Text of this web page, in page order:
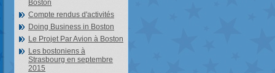
Boston
Compte rendus d'activités
Doing Business in Boston
Le Projet Par Avion à Boston
Les bostoniens à
Strasbourg en septembre
2015